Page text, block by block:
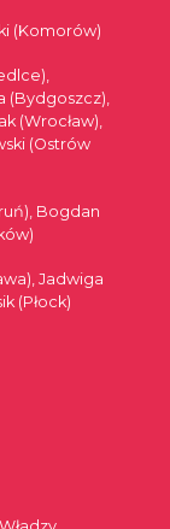
(Komorów)
(Bydgoszcz),
(Wrocław),
(Ostrów
Bogdan
Jadwiga
(Płock)